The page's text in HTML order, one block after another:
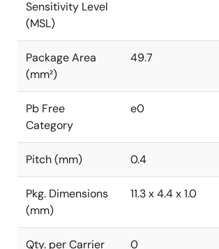
Sensitivity Level
(MSL)
Package Area
(mm²)
49.7
Pb Free
Category
e0
Pitch (mm) 0.4
Pkg. Dimensions
(mm)
11.3 x 4.4 x 1.0
Qty. per Carrier 0